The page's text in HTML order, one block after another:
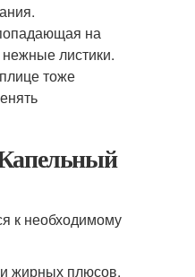
на
листики.
тоже
к необходимому
и жирных плюсов.